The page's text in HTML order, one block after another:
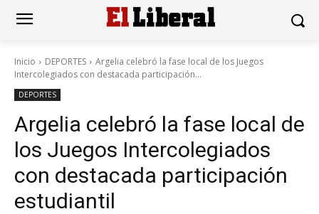
Inicio DEPORTES
Argelia celebró la fase local de los Juegos
Intercolegiados con destacada participación...
DEPORTES
Argelia celebró la fase local de
los Juegos Intercolegiados
con destacada participación
estudiantil